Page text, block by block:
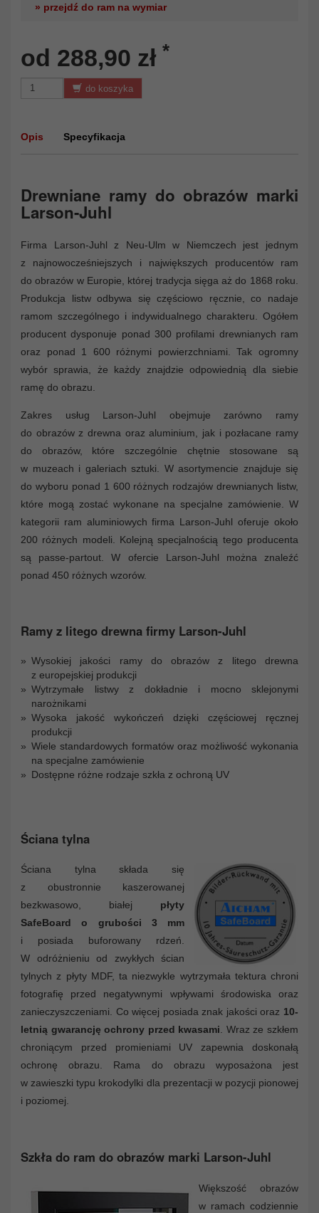
» przejdź do ram na wymiar
od 288,90 zł *
do koszyka
Opis Specyfikacja
Drewniane ramy do obrazów marki
Larson-Juhl
Firma Larson-Juhl z Neu-Ulm w Niemczech jest jednym
z najnowocześniejszych i największych producentów ram
do obrazów w Europie, której tradycja sięga aż do 1868 roku.
Produkcja listw odbywa się częściowo ręcznie, co nadaje
ramom szczególnego i indywidualnego charakteru. Ogółem
producent dysponuje ponad 300 profilami drewnianych ram
oraz ponad 1 600 różnymi powierzchniami. Tak ogromny
wybór sprawia, że każdy znajdzie odpowiednią dla siebie
ramę do obrazu.
Zakres usług Larson-Juhl obejmuje zarówno ramy
do obrazów z drewna oraz aluminium, jak i pozłacane ramy
do obrazów, które szczególnie chętnie stosowane są
w muzeach i galeriach sztuki. W asortymencie znajduje się
do wyboru ponad 1 600 różnych rodzajów drewnianych listw,
które mogą zostać wykonane na specjalne zamówienie. W
kategorii ram aluminiowych firma Larson-Juhl oferuje około
200 różnych modeli. Kolejną specjalnością tego producenta
są passe-partout. W ofercie Larson-Juhl można znaleźć
ponad 450 różnych wzorów.
Ramy z litego drewna firmy Larson-Juhl
Wysokiej jakości ramy do obrazów z litego drewna
z europejskiej produkcji
Wytrzymałe listwy z dokładnie i mocno sklejonymi
narożnikami
Wysoka jakość wykończeń dzięki częściowej ręcznej
produkcji
Wiele standardowych formatów oraz możliwość wykonania
na specjalne zamówienie
Dostępne różne rodzaje szkła z ochroną UV
Ściana tylna
Ściana tylna składa się
z obustronnie kaszerowanej
bezkwasowo, białej płyty
SafeBoard o grubości 3 mm
i posiada buforowany rdzeń.
W odróżnieniu od zwykłych ścian
tylnych z płyty MDF, ta niezwykle wytrzymała tektura chroni
fotografię przed negatywnymi wpływami środowiska oraz
zanieczyszczeniami. Co więcej posiada znak jakości oraz 10-
letnią gwarancję ochrony przed kwasami. Wraz ze szkłem
chroniącym przed promieniami UV zapewnia doskonałą
ochronę obrazu. Rama do obrazu wyposażona jest
w zawieszki typu krokodylki dla prezentacji w pozycji pionowej
i poziomej.
Szkła do ram do obrazów marki Larson-Juhl
Większość obrazów
w ramach codziennie